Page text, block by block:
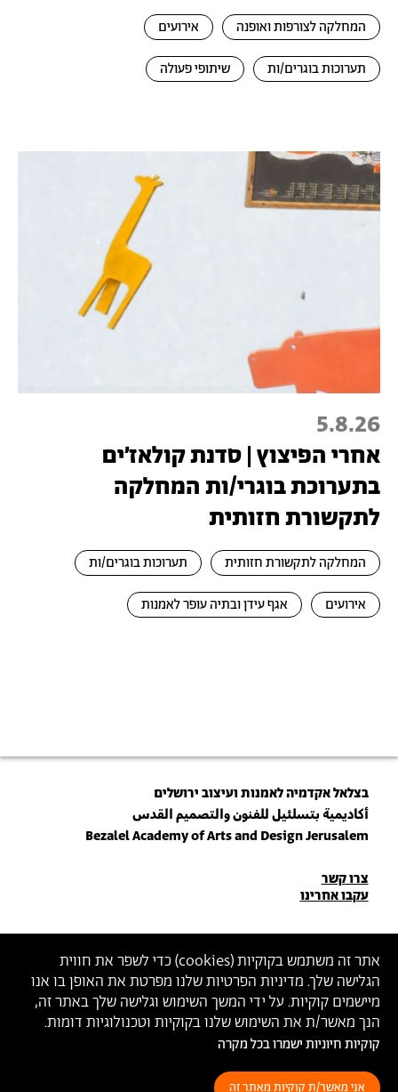
אתר זה משתמש בקוקיות (cookies) כדי לשפר את חווית
הגלישה שלך. מדיניות הפרטיות שלנו מפרטת את האופן בו אנו
מיישמים קוקיות. על ידי המשך השימוש וגלישה שלך באתר זה,
הנך מאשר/ת את השימוש שלנו בקוקיות וטכנולוגיות דומות.
קוקיות חיוניות ישמרו בכל מקרה
אני מאשר/ת קוקיות מאתר זה
המחלקה לצורפות ואופנה אירועים
תערוכות בוגרים/ות שיתופי פעולה
5.8.26
אחרי הפיצוץ | סדנת קולאז׳ים
בתערוכת בוגרי/ות המחלקה
לתקשורת חזותית
המחלקה לתקשורת חזותית תערוכות בוגרים/ות
אירועים אגף עידן ובתיה עופר לאמנות
בצלאל אקדמיה לאמנות ועיצוב ירושלים
أكاديمية بتسلئيل للفنون والتصميم القدس
Bezalel Academy of Arts and Design Jerusalem
פרטי
יצירת
קשר
צרו קשר
עקבו אחרינו
הצטרפו לניוזלטר שלנו
הכניסו כתובת מייל
ההצטרפות מהווה הסכמה למדיניות הפרטיות ול תנאי השימוש של בצלאל
הצהרת נגישות מדיניות פרטיות